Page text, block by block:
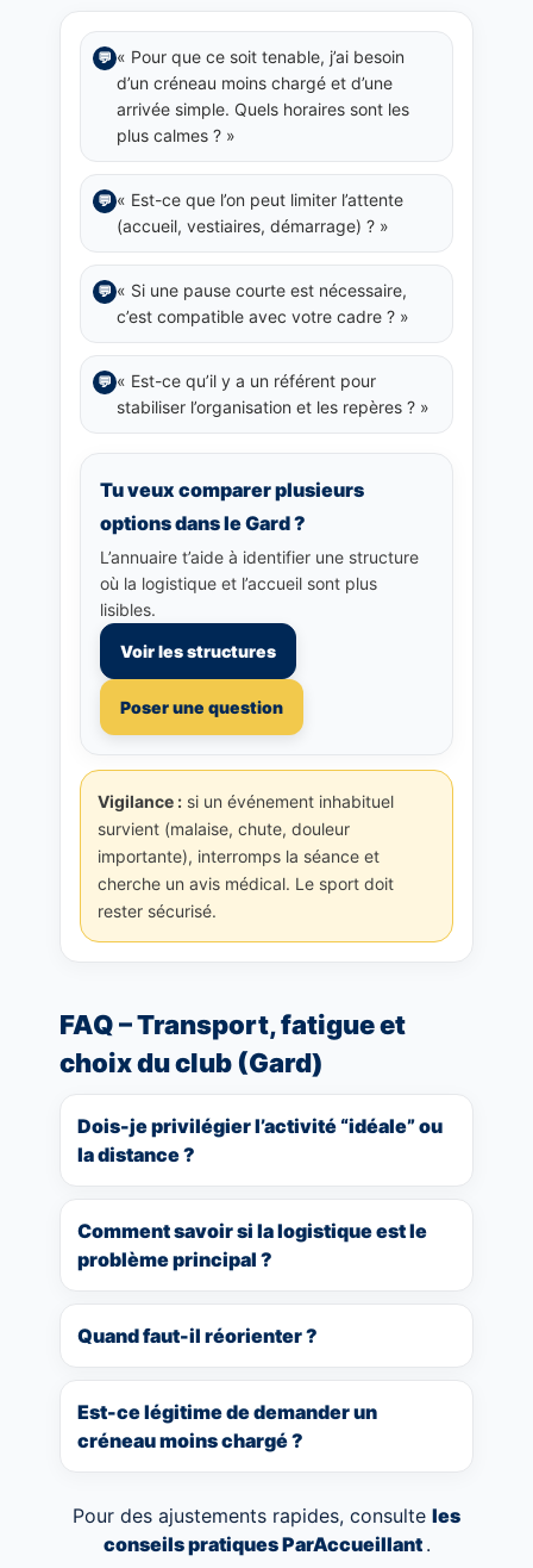
💬 « Pour que ce soit tenable, j’ai besoin
d’un créneau moins chargé et d’une
arrivée simple. Quels horaires sont les
plus calmes ? »
💬 « Est-ce que l’on peut limiter l’attente
(accueil, vestiaires, démarrage) ? »
💬 « Si une pause courte est nécessaire,
c’est compatible avec votre cadre ? »
💬 « Est-ce qu’il y a un référent pour
stabiliser l’organisation et les repères ? »
Tu veux comparer plusieurs
options dans le Gard ?
L’annuaire t’aide à identifier une structure
où la logistique et l’accueil sont plus
lisibles.
Voir les structures
Poser une question
Vigilance : si un événement inhabituel
survient (malaise, chute, douleur
importante), interromps la séance et
cherche un avis médical. Le sport doit
rester sécurisé.
FAQ – Transport, fatigue et
choix du club (Gard)
Dois-je privilégier l’activité “idéale” ou
la distance ?
Comment savoir si la logistique est le
problème principal ?
Quand faut-il réorienter ?
Est-ce légitime de demander un
créneau moins chargé ?
Pour des ajustements rapides, consulte les
conseils pratiques ParAccueillant .